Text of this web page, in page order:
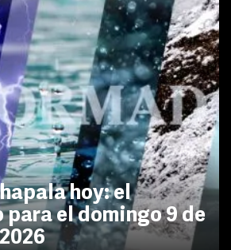
hoy: el
el domingo 9 de